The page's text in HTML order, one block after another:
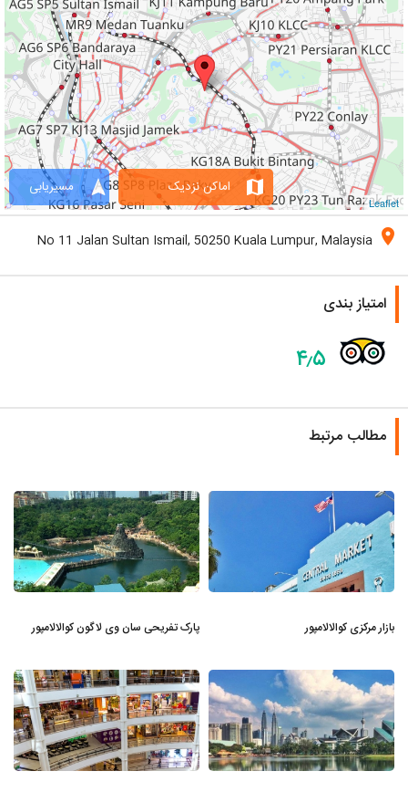
Leaflet
navigation مسیریابی map اماکن نزدیک
location_on
No 11 Jalan Sultan Ismail, 50250 Kuala Lumpur, Malaysia
امتیاز بندی
۴٫۵
مطالب مرتبط
بازار مرکزی کوالالامپور پارک تفریحی سان وی لاگون کوالالامپور